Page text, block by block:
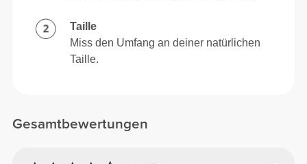
Gesamtbewertungen
Taille
Miss den Umfang an deiner natürlichen
Taille.